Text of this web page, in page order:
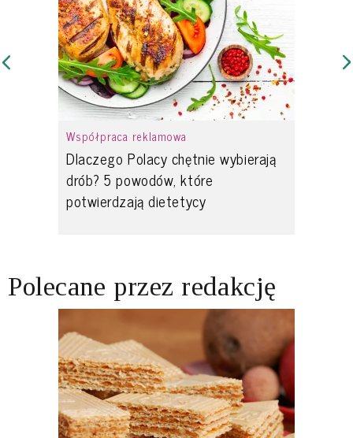
Współpraca reklamowa
Dlaczego Polacy chętnie wybierają
drób? 5 powodów, które
potwierdzają dietetycy
Polecane przez redakcję